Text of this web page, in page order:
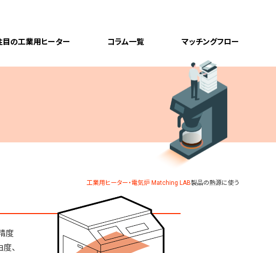
目の工業用ヒーター コラム一覧 マッチングフロー
工業用ヒーター・電気炉 Matching LAB製品の熱源に使う
度
、